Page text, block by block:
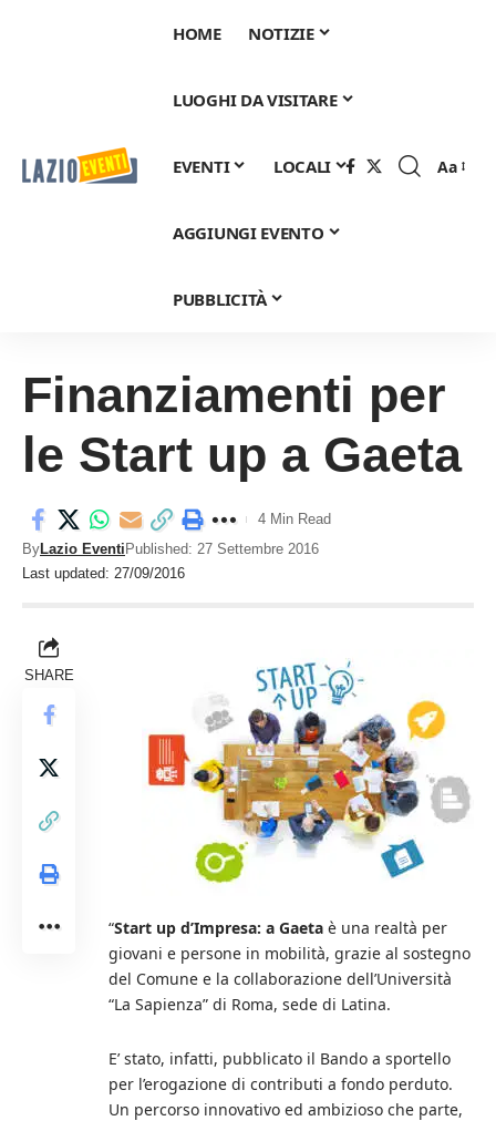
HOME NOTIZIE
LUOGHI DA VISITARE
EVENTI LOCALI
AGGIUNGI EVENTO
PUBBLICITÀ
Font
Aa
Finanziamenti per
le Start up a Gaeta
Last updated: 27/09/2016
ByLazio Eventi Published: 27 Settembre 2016
4 Min Read
SHARE
“Start up d’Impresa: a Gaeta è una realtà per
giovani e persone in mobilità, grazie al sostegno
del Comune e la collaborazione dell’Università
“La Sapienza” di Roma, sede di Latina.
E’ stato, infatti, pubblicato il Bando a sportello
per l’erogazione di contributi a fondo perduto.
Un percorso innovativo ed ambizioso che parte,